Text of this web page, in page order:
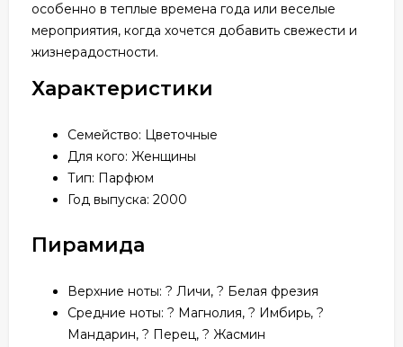
особенно в теплые времена года или веселые
мероприятия, когда хочется добавить свежести и
жизнерадостности.
Характеристики
Семейство: Цветочные
Для кого: Женщины
Тип: Парфюм
Год выпуска: 2000
Пирамида
Верхние ноты: ? Личи, ? Белая фрезия
Средние ноты: ? Магнолия, ?️ Имбирь, ?
Мандарин, ?️ Перец, ? Жасмин